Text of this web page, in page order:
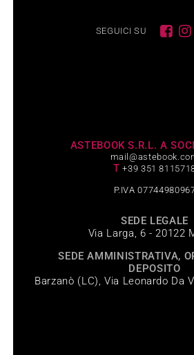
SEGUICI SU
ASTEBOOK S.R.L. A
T +39 351
P.IVA
SEDE LEGALE
Via Larga, 6 - 20122
SEDE AMMINISTRATIVA,
DEPOSITO
Barzanò (LC), Via Leonardo Da